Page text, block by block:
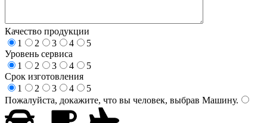
Качество продукции
1
2 3 4
5
Уровень сервиса
1
2 3 4
5
Срок изготовления
1
2 3 4
5
Пожалуйста, докажите, что вы человек, выбрав Машину.